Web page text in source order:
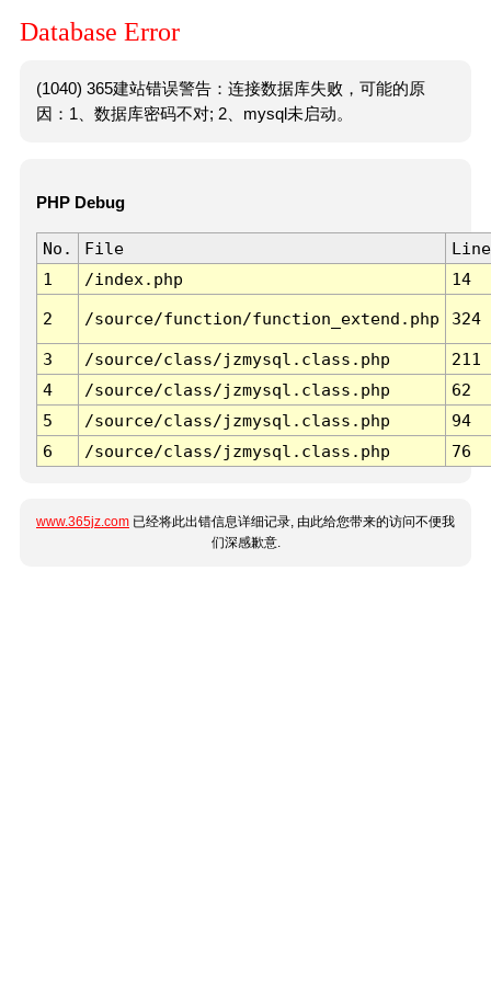
Database Error
(1040) 365建站错误警告：连接数据库失败，可能的原
因：1、数据库密码不对; 2、mysql未启动。
PHP Debug
No. File
Line
1
/index.php 14
2 /source/function/function_extend.php 324
3 /source/class/jzmysql.class.php
211
4
/source/class/jzmysql.class.php
62
5
/source/class/jzmysql.class.php
94
6
/source/class/jzmysql.class.php 76
www.365jz.com 已经将此出错信息详细记录, 由此给您带来的访问不便我
们深感歉意.